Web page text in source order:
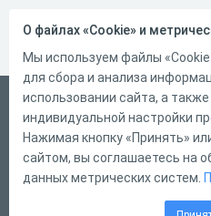
Русский
Справка
Форма обратной связи
О файлах «Cookie» и
Мы используем файлы
для сбора и анализа
использовании сайта, а
индивидуальной настройки
Нажимая кнопку «Принять»
сайтом, вы соглашаетесь на
данных метрических систем.